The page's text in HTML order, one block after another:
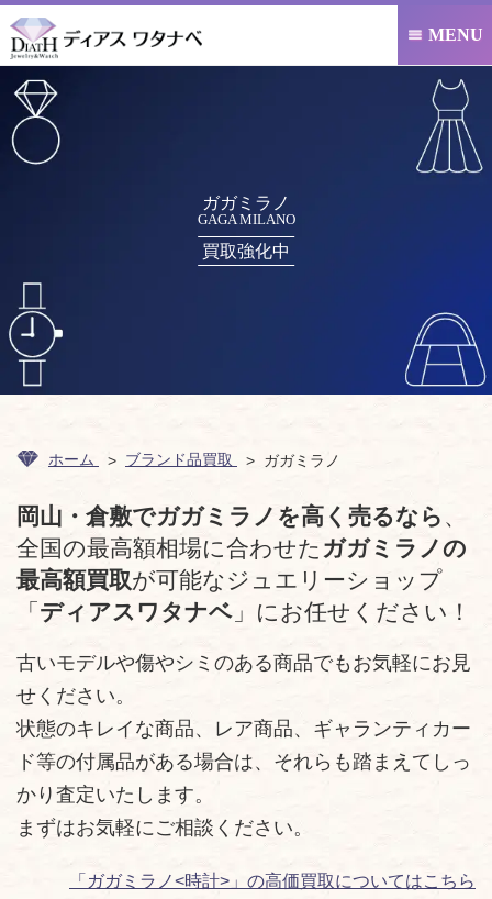
 MENU
ガガミラノ
GAGA MILANO
買取強化中
ホーム ブランド品買取 ガガミラノ
岡山・倉敷でガガミラノを高く売るなら 、
全国の最高額相場に合わせた ガガミラノの
最高額買取が可能なジュエリーショップ
「 ディアスワタナベ 」にお任せください！
古いモデルや傷やシミのある商品でもお気軽にお見
せください。
状態のキレイな商品、レア商品、ギャランティカー
ド等の付属品がある場合は、それらも踏まえてしっ
かり査定いたします。
まずはお気軽にご相談ください。
「ガガミラノ<時計>」の高価買取についてはこちら